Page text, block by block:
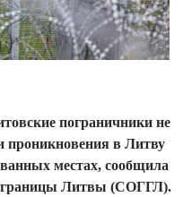
пограничники не
проникновения в Литву
местах, сообщила
Литвы (СОГГЛ).